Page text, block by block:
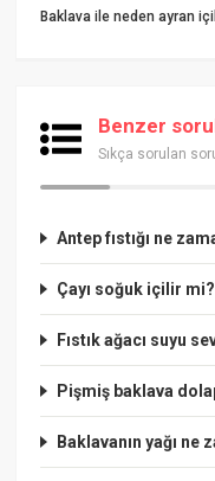
Baklava ile neden ayran
Benzer
Sıkça sorulan
Antep fıstığı ne
Çayı soğuk içilir mi?
Fıstık ağacı suyu
Pişmiş baklava
Baklavanın yağı ne